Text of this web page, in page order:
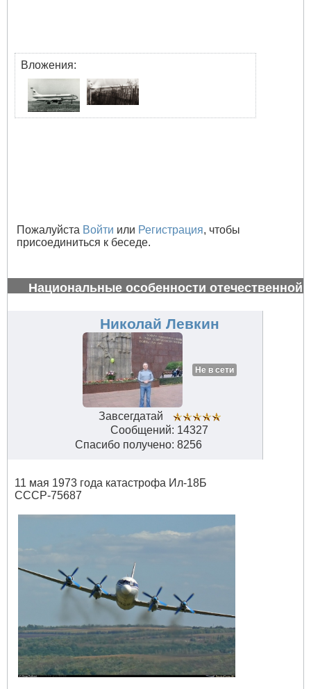
Вложения:
Пожалуйста Войти или Регистрация, чтобы
присоединиться к беседе.
Национальные особенности отечественной
Николай Левкин
Не в сети
Завсегдатай
Сообщений: 14327
Спасибо получено: 8256
11 мая 1973 года катастрофа Ил-18Б
CCCP-75687